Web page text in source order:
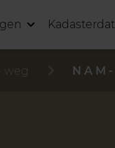
weg N A M